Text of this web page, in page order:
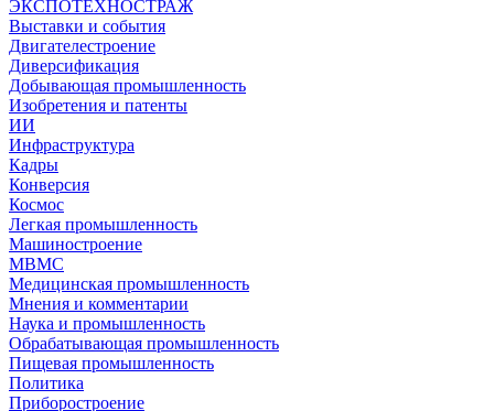
ЭКСПОТЕХНОСТРАЖ
Выставки и события
Двигателестроение
Диверсификация
Добывающая промышленность
Изобретения и патенты
ИИ
Инфраструктура
Кадры
Конверсия
Космос
Легкая промышленность
Машиностроение
МВМС
Медицинская промышленность
Мнения и комментарии
Наука и промышленность
Обрабатывающая промышленность
Пищевая промышленность
Политика
Приборостроение